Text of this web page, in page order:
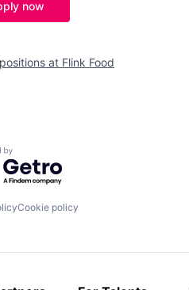
now
at Flink Food
by Getro.com
Cookie policy